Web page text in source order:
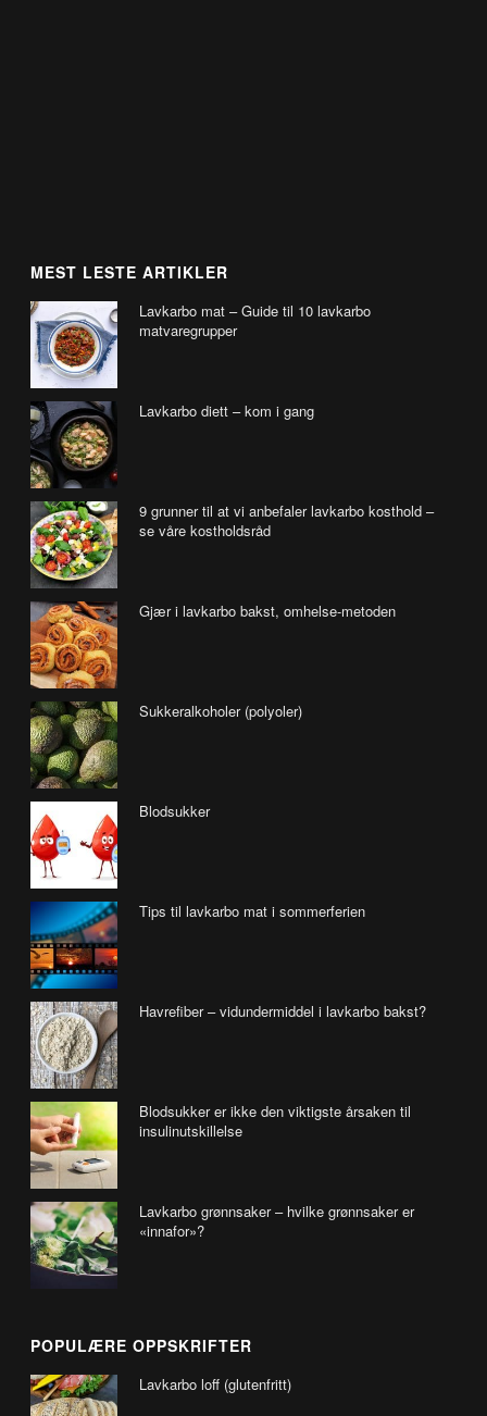
MEST LESTE ARTIKLER
Lavkarbo mat – Guide til 10 lavkarbo
matvaregrupper
Lavkarbo diett – kom i gang
9 grunner til at vi anbefaler lavkarbo kosthold –
se våre kostholdsråd
Gjær i lavkarbo bakst, omhelse-metoden
Sukkeralkoholer (polyoler)
Blodsukker
Tips til lavkarbo mat i sommerferien
Havrefiber – vidundermiddel i lavkarbo bakst?
Blodsukker er ikke den viktigste årsaken til
insulinutskillelse
Lavkarbo grønnsaker – hvilke grønnsaker er
«innafor»?
POPULÆRE OPPSKRIFTER
Lavkarbo loff (glutenfritt)